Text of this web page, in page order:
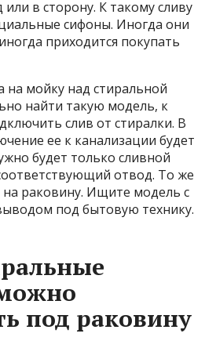
или в сторону. К такому сливу
сифоны. Иногда они
приходится покупать
мойку над стиральной
найти такую модель, к
слив от стиралки. В
ее к канализации будет
будет только сливной
отвод. То же
на раковину. Ищите модель с
под бытовую технику.
под раковину